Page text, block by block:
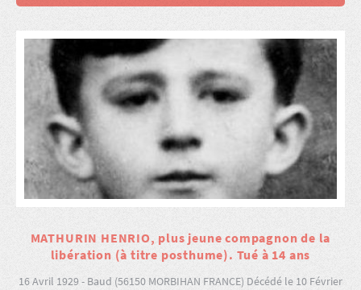
MATHURIN HENRIO, plus jeune compagnon de la
libération (à titre posthume). Tué à 14 ans
16 Avril 1929 - Baud (56150 MORBIHAN FRANCE) Décédé le 10 Février